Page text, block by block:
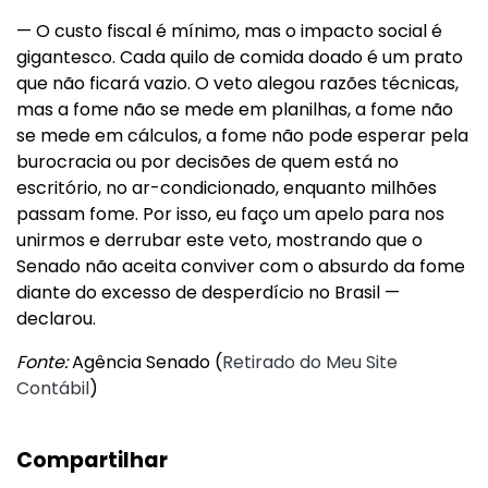
— O custo fiscal é mínimo, mas o impacto social é
gigantesco. Cada quilo de comida doado é um prato
que não ficará vazio. O veto alegou razões técnicas,
mas a fome não se mede em planilhas, a fome não
se mede em cálculos, a fome não pode esperar pela
burocracia ou por decisões de quem está no
escritório, no ar-condicionado, enquanto milhões
passam fome. Por isso, eu faço um apelo para nos
unirmos e derrubar este veto, mostrando que o
Senado não aceita conviver com o absurdo da fome
diante do excesso de desperdício no Brasil —
declarou.
Fonte:Agência Senado (Retirado do Meu Site
Contábil)
Compartilhar